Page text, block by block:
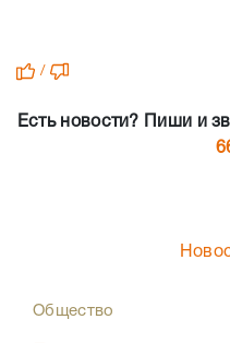
/
Есть новости? Пиши и
Общество